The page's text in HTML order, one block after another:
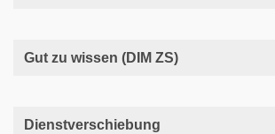
Gut zu wissen (DIM ZS)
Dienstverschiebung